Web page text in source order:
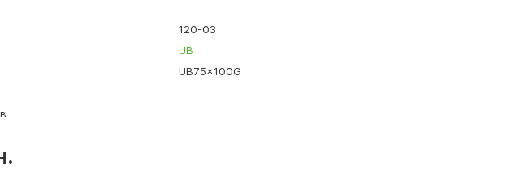
120-03
UB
UB75x100G